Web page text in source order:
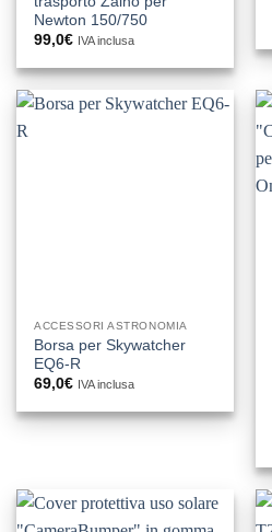
Newton 150/750
99,0€ IVA inclusa
ACCESSORI ASTRONOMIA
Borsa per Skywatcher
EQ6-R
69,0€ IVA inclusa